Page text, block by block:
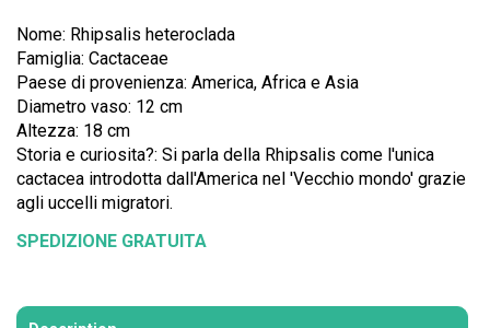
Nome: Rhipsalis heteroclada
Famiglia: Cactaceae
Paese di provenienza: America, Africa e Asia
Diametro vaso: 12 cm
Altezza: 18 cm
Storia e curiosita?: Si parla della Rhipsalis come l'unica
cactacea introdotta dall'America nel 'Vecchio mondo' grazie
agli uccelli migratori.
SPEDIZIONE GRATUITA